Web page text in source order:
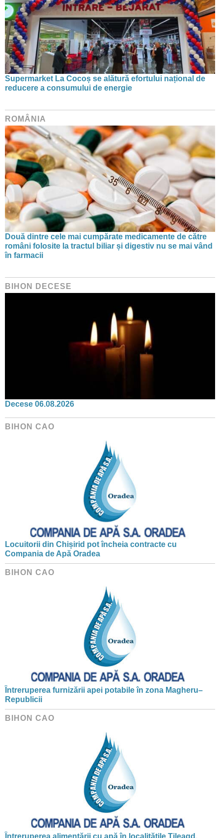
Supermarket La Cocoș se alătură efortului național de
reducere a consumului de energie
ROMÂNIA
Două dintre cele mai cumpărate medicamente de către
români folosite la tractul biliar și digestiv nu se mai vând
în farmacii
BIHON DECESE
Decese 06.08.2026
BIHON CAO
Locuitorii din Chișirid pot încheia contracte cu
Compania de Apă Oradea
BIHON CAO
Întreruperea furnizării apei potabile în zona Magheru–
Republicii
BIHON CAO
Întreruperea alimentării cu apă în localitățile Tileagd,